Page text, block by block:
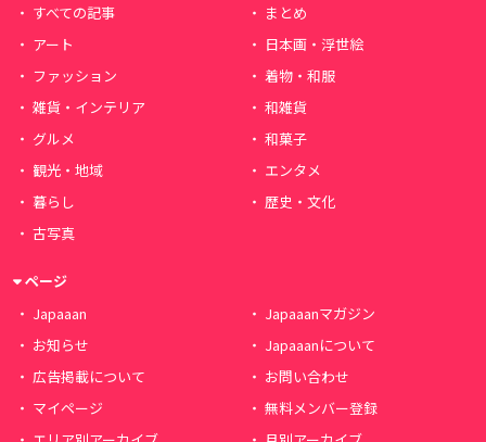
すべての記事
まとめ
アート
日本画・浮世絵
ファッション
着物・和服
雑貨・インテリア
和雑貨
グルメ
和菓子
観光・地域
エンタメ
暮らし
歴史・文化
古写真
ページ
Japaaan
Japaaanマガジン
お知らせ
Japaaanについて
広告掲載について
お問い合わせ
マイページ
無料メンバー登録